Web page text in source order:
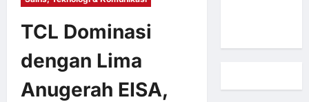
TCL Dominasi
dengan Lima
Anugerah EISA,